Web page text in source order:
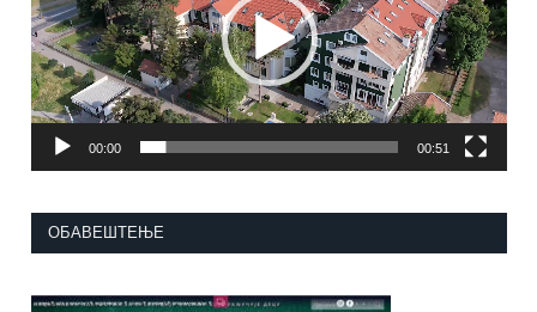
00:00 00:51
ОБАВЕШТЕЊЕ